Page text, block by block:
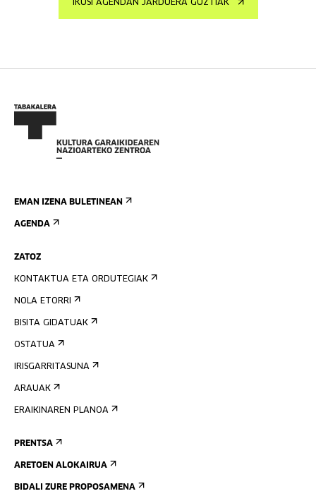
IKUSI AGENDAN JARDUERA GUZTIAK
EMAN IZENA BULETINEAN
AGENDA
ZATOZ
KONTAKTUA ETA ORDUTEGIAK
NOLA ETORRI
BISITA GIDATUAK
OSTATUA
IRISGARRITASUNA
ARAUAK
ERAIKINAREN PLANOA
PRENTSA
ARETOEN ALOKAIRUA
BIDALI ZURE PROPOSAMENA